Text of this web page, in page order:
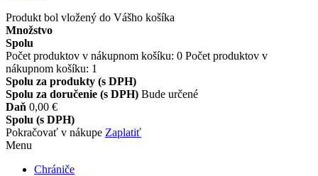
Produkt bol vložený do Vášho košíka
Množstvo
Spolu
Počet produktov v nákupnom košíku: 0 Počet produktov v
nákupnom košíku: 1
Spolu za produkty (s DPH)
Spolu za doručenie (s DPH) Bude určené
Daň 0,00 €
Spolu (s DPH)
Pokračovať v nákupe Zaplatiť
Menu
Chrániče